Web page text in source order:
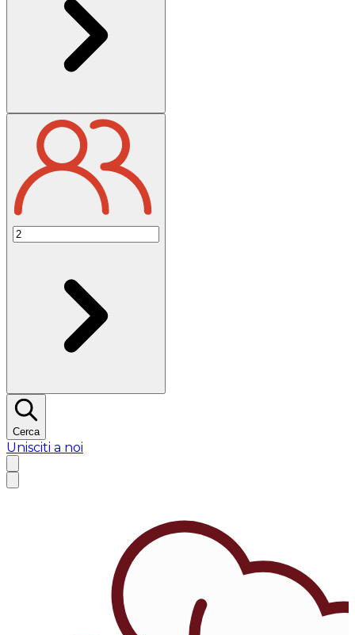
Cerca
Unisciti a noi